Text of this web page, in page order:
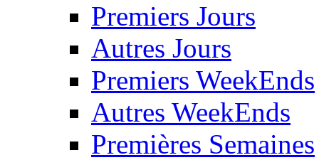
Premiers Jours
Autres Jours
Premiers WeekEnds
Autres WeekEnds
Premières Semaines